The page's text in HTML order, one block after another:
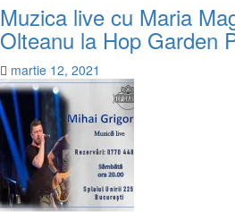
Muzica live cu Maria
Olteanu la Hop Garden
martie 12, 2021